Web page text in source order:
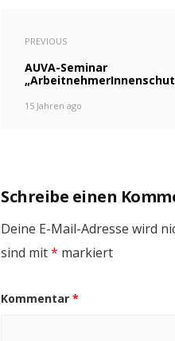
PREVIOUS
AUVA-Seminar
15 Jahren ago
Schreibe einen
Deine E-Mail-Adresse wird
sind mit* markiert
Kommentar *